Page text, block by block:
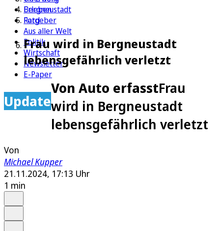
Erleben
Ratgeber
Aus aller Welt
Politik
Wirtschaft
Newsletter
E-Paper
Bergneustadt
Ford
Frau wird in Bergneustadt
lebensgefährlich verletzt
Update
Von Auto erfasstFrau
wird in Bergneustadt
lebensgefährlich verletzt
Von
Michael Kupper
21.11.2024, 17:13 Uhr
1 min